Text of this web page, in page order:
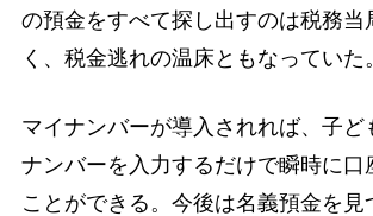
の預金をすべて探し出すのは税務当
く、税金逃れの温床ともなっていた。
マイナンバーが導入されれば、子ど
ナンバーを入力するだけで瞬時に口
ことができる。今後は名義預金を見